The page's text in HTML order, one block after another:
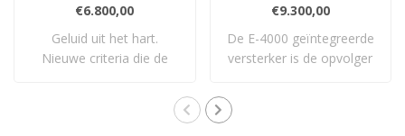
€6.800,00
Geluid uit het hart.
Nieuwe criteria die de
€9.300,00
De E-4000 geïntegreerde
versterker is de opvolger